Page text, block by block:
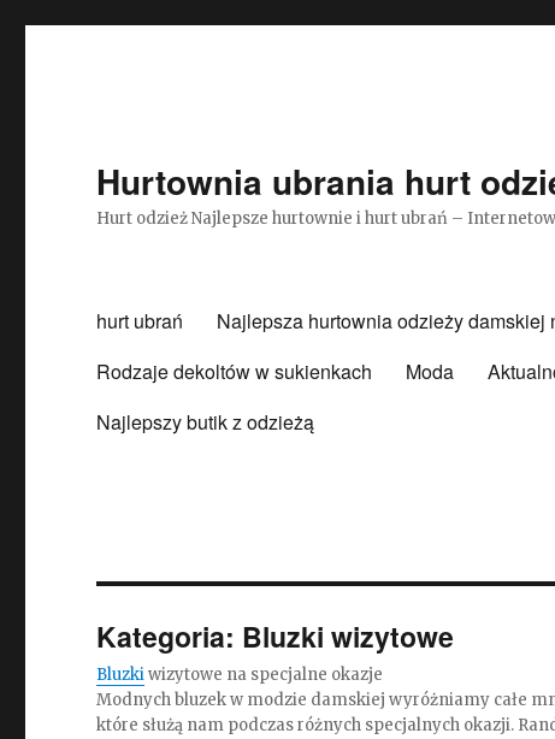
Hurtownia ubrania hurt
Hurt odzież Najlepsze hurtownie i hurt ubrań –
hurt ubrań Najlepsza hurtownia odzieży damskiej
Rodzaje dekoltów w sukienkach
Moda
Najlepszy butik z odzieżą
Kategoria: Bluzki wizytowe
Bluzkiwizytowe na specjalne okazje
Modnych bluzek w modzie damskiej wyróżniamy całe
które służą nam podczas różnych specjalnych okazji.